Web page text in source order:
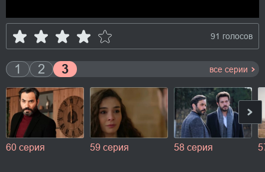
91 голосов
1 2 3 все серии
60 серия 59 серия 58 серия